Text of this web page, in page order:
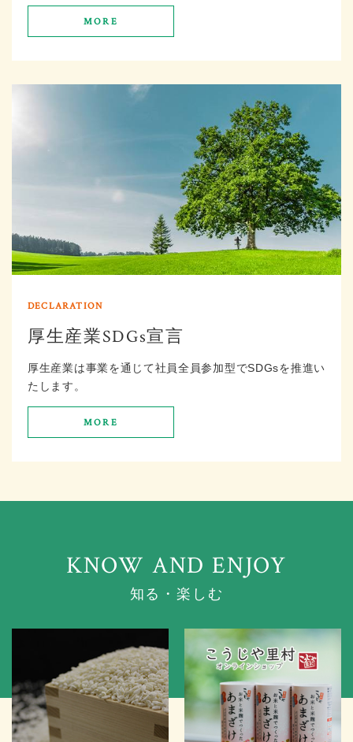
MORE
厚生産業SDGs宣言
厚生産業は事業を通じて社員全員参加型でSDGsを推進い
たします。
MORE
知る・楽しむ